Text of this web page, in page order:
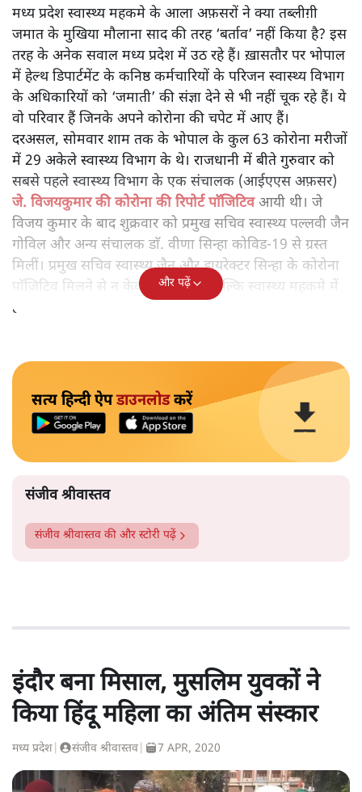
मध्य प्रदेश स्वास्थ्य महकमे के आला अफ़सरों ने क्या तब्लीग़ी
जमात के मुखिया मौलाना साद की तरह ‘बर्ताव’ नहीं किया है? इस
तरह के अनेक सवाल मध्य प्रदेश में उठ रहे हैं। ख़ासतौर पर भोपाल
में हेल्थ डिपार्टमेंट के कनिष्ठ कर्मचारियों के परिजन स्वास्थ्य विभाग
के अधिकारियों को ‘जमाती’ की संज्ञा देने से भी नहीं चूक रहे हैं। ये
वो परिवार हैं जिनके अपने कोरोना की चपेट में आए हैं।
दरअसल, सोमवार शाम तक के भोपाल के कुल 63 कोरोना मरीजों
में 29 अकेले स्वास्थ्य विभाग के थे। राजधानी में बीते गुरुवार को
सबसे पहले स्वास्थ्य विभाग के एक संचालक (आईएएस अफ़सर)
जे. विजयकुमार की कोरोना की रिपोर्ट पाॅजिटिवआयी थी। जे
विजय कुमार के बाद शुक्रवार को प्रमुख सचिव स्वास्थ्य पल्लवी जैन
गोविल और अन्य संचालक डाॅ. वीणा सिन्हा कोविड-19 से ग्रस्त
मिलीं। प्रमुख सचिव स्वास्थ्य जैन और डायरेक्टर सिन्हा के कोरोना
पाॅजिटिव मिलने से न केवल नौकरशाही बल्कि स्वास्थ्य महकमे में
हड़कंप मच गया।
और पढ़ें
सत्य हिन्दी ऐपडाउनलोडकरें
संजीव श्रीवास्तव
संजीव श्रीवास्तव की और स्टोरी पढ़ें
इंदौर बना मिसाल, मुसलिम युवकों ने
किया हिंदू महिला का अंतिम संस्कार
मध्य प्रदेश संजीव श्रीवास्तव 7 APR, 2020